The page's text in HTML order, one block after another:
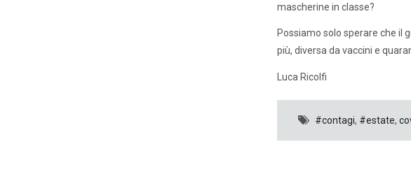
mascherine in classe?
Possiamo solo sperare che il
più, diversa da vaccini e
Luca Ricolfi
#contagi, #estate,